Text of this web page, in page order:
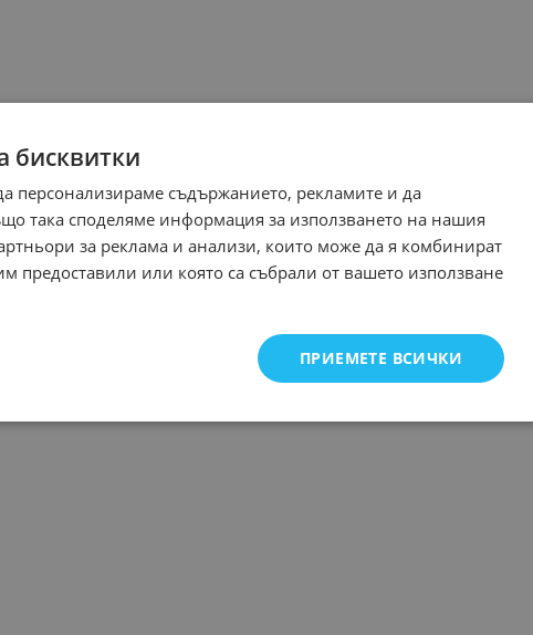
бисквитки
персонализираме съдържанието, рекламите и да
така споделяме информация за използването на нашия
за реклама и анализи, които може да я комбинират
предоставили или която са събрали от вашето използване
ПРИЕМЕТЕ ВСИЧКИ